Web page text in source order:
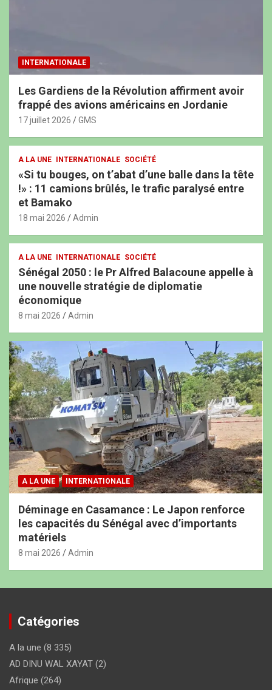
INTERNATIONALE
Les Gardiens de la Révolution affirment avoir
frappé des avions américains en Jordanie
17 juillet 2026 GMS
A LA UNE INTERNATIONALE SOCIÉTÉ
«Si tu bouges, on t’abat d’une balle dans la tête
!» : 11 camions brûlés, le trafic paralysé entre
et Bamako
18 mai 2026 Admin
A LA UNE INTERNATIONALE SOCIÉTÉ
Sénégal 2050 : le Pr Alfred Balacoune appelle à
une nouvelle stratégie de diplomatie
économique
8 mai 2026 Admin
A LA UNE INTERNATIONALE
Déminage en Casamance : Le Japon renforce
les capacités du Sénégal avec d’importants
matériels
8 mai 2026 Admin
Catégories
A la une (8 335)
AD DINU WAL XAYAT (2)
Afrique (264)